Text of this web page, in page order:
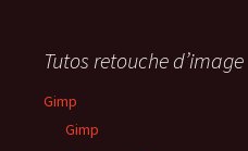
Tutos retouche d’image
Gimp
Gimp